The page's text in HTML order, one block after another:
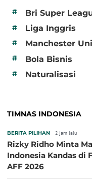
# Bri Super
# Liga Inggris
# Manchester
# Bola Bisnis
# Naturalisasi
TIMNAS INDONESIA
BERITA PILIHAN 2 jam lalu
Rizky Ridho Minta
Indonesia Kandas di
AFF 2026